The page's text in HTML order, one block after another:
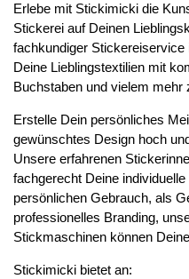
Erlebe mit Stickimicki die
Stickerei auf Deinen
fachkundiger
Deine Lieblingstextilien mit
Buchstaben und vielem mehr
Erstelle Dein persönliches
gewünschtes Design hoch
Unsere erfahrenen
fachgerecht Deine
persönlichen Gebrauch, als
professionelles Branding,
Stickmaschinen können
Stickimicki bietet an: